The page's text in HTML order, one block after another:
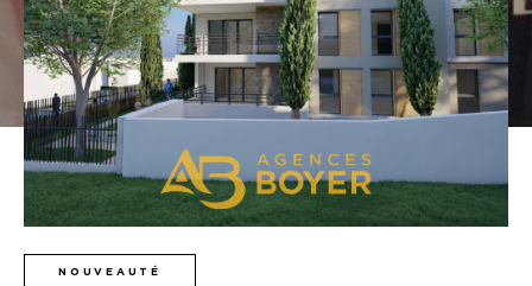
NOUVEAUTÉ
Budget
Budget
Surface
Surface
Pièces
Pièces